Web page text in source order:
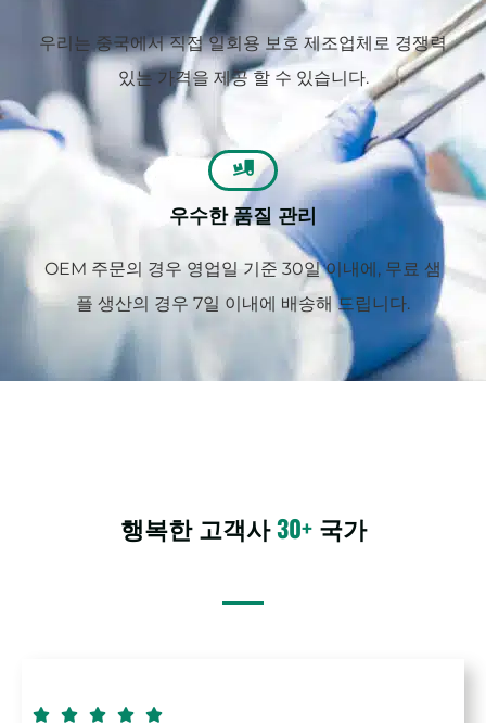
우리는 중국에서 직접 일회용 보호 제조업체로 경쟁력
있는 가격을 제공 할 수 있습니다.
우수한 품질 관리
OEM 주문의 경우 영업일 기준 30일 이내에, 무료 샘
플 생산의 경우 7일 이내에 배송해 드립니다.
행복한 고객사30+ 국가
    